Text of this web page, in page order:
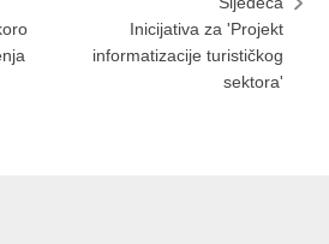
Inicijativa za 'Projekt
informatizacije turističkog
sektora'